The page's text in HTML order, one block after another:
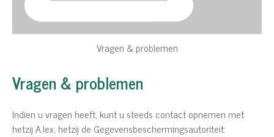
Vragen & problemen
Vragen & problemen
Indien u vragen heeft, kunt u steeds contact opnemen met
hetzij A.lex, hetzij de Gegevensbeschermingsautoriteit: